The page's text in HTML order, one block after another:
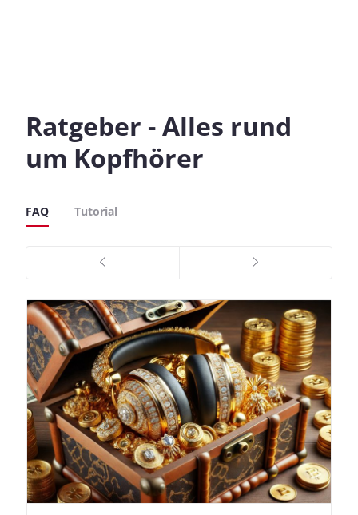
Ratgeber - Alles rund
um Kopfhörer
FAQ Tutorial